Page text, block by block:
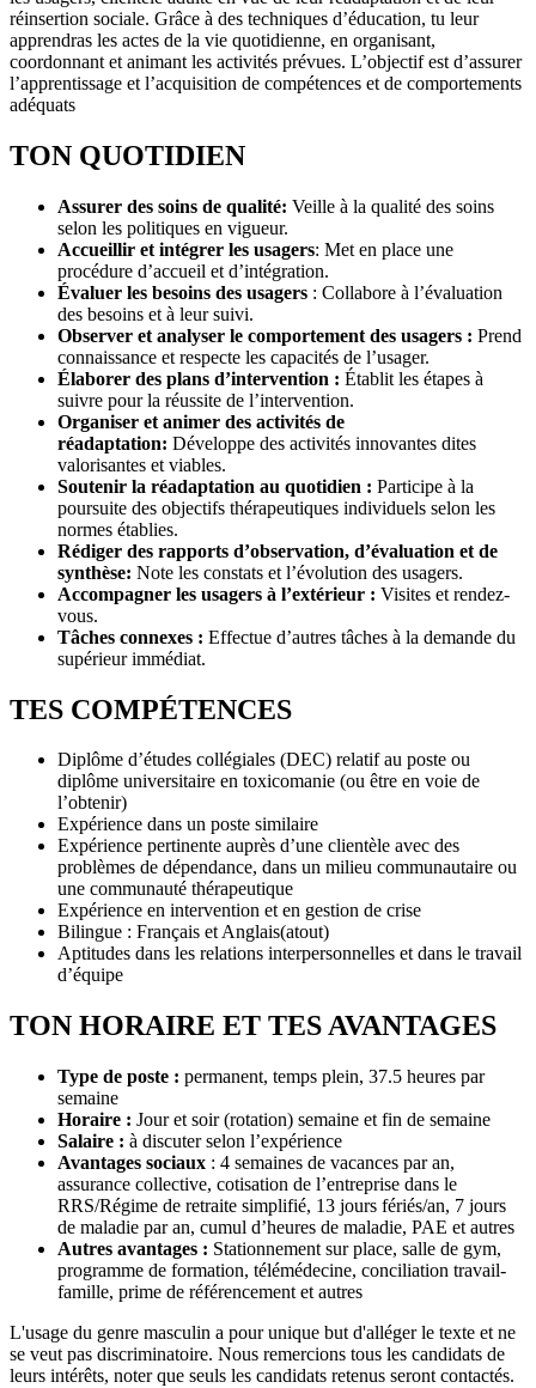
réinsertion sociale. Grâce à des techniques d’éducation, tu leur
apprendras les actes de la vie quotidienne, en organisant,
coordonnant et animant les activités prévues. L’objectif est d’assurer
l’apprentissage et l’acquisition de compétences et de comportements
adéquats
TON QUOTIDIEN
Assurer des soins de qualité: Veille à la qualité des soins
selon les politiques en vigueur.
Accueillir et intégrer les usagers: Met en place une
procédure d’accueil et d’intégration.
Évaluer les besoins des usagers : Collabore à l’évaluation
des besoins et à leur suivi.
Observer et analyser le comportement des usagers : Prend
connaissance et respecte les capacités de l’usager.
Élaborer des plans d’intervention : Établit les étapes à
suivre pour la réussite de l’intervention.
Organiser et animer des activités de
réadaptation: Développe des activités innovantes dites
valorisantes et viables.
Soutenir la réadaptation au quotidien : Participe à la
poursuite des objectifs thérapeutiques individuels selon les
normes établies.
Rédiger des rapports d’observation, d’évaluation et de
synthèse: Note les constats et l’évolution des usagers.
Accompagner les usagers à l’extérieur : Visites et rendez-
vous.
Tâches connexes : Effectue d’autres tâches à la demande du
supérieur immédiat.
TES COMPÉTENCES
Diplôme d’études collégiales (DEC) relatif au poste ou
diplôme universitaire en toxicomanie (ou être en voie de
l’obtenir)
Expérience dans un poste similaire
Expérience pertinente auprès d’une clientèle avec des
problèmes de dépendance, dans un milieu communautaire ou
une communauté thérapeutique
Expérience en intervention et en gestion de crise
Bilingue : Français et Anglais(atout)
Aptitudes dans les relations interpersonnelles et dans le travail
d’équipe
TON HORAIRE ET TES AVANTAGES
Type de poste : permanent, temps plein, 37.5 heures par
semaine
Horaire : Jour et soir (rotation) semaine et fin de semaine
Salaire : à discuter selon l’expérience
Avantages sociaux : 4 semaines de vacances par an,
assurance collective, cotisation de l’entreprise dans le
RRS/Régime de retraite simplifié, 13 jours fériés/an, 7 jours
de maladie par an, cumul d’heures de maladie, PAE et autres
Autres avantages : Stationnement sur place, salle de gym,
programme de formation, télémédecine, conciliation travail-
famille, prime de référencement et autres
L'usage du genre masculin a pour unique but d'alléger le texte et ne
se veut pas discriminatoire. Nous remercions tous les candidats de
leurs intérêts, noter que seuls les candidats retenus seront contactés.